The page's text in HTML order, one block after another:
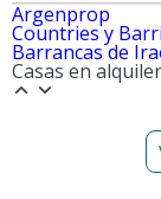
Argenprop
Countries y
Barrancas de
Casas en